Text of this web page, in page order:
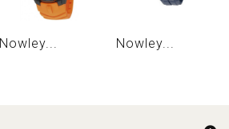
Nowley... Nowley...